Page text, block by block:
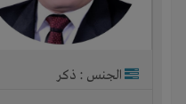
الجنس : ذكر